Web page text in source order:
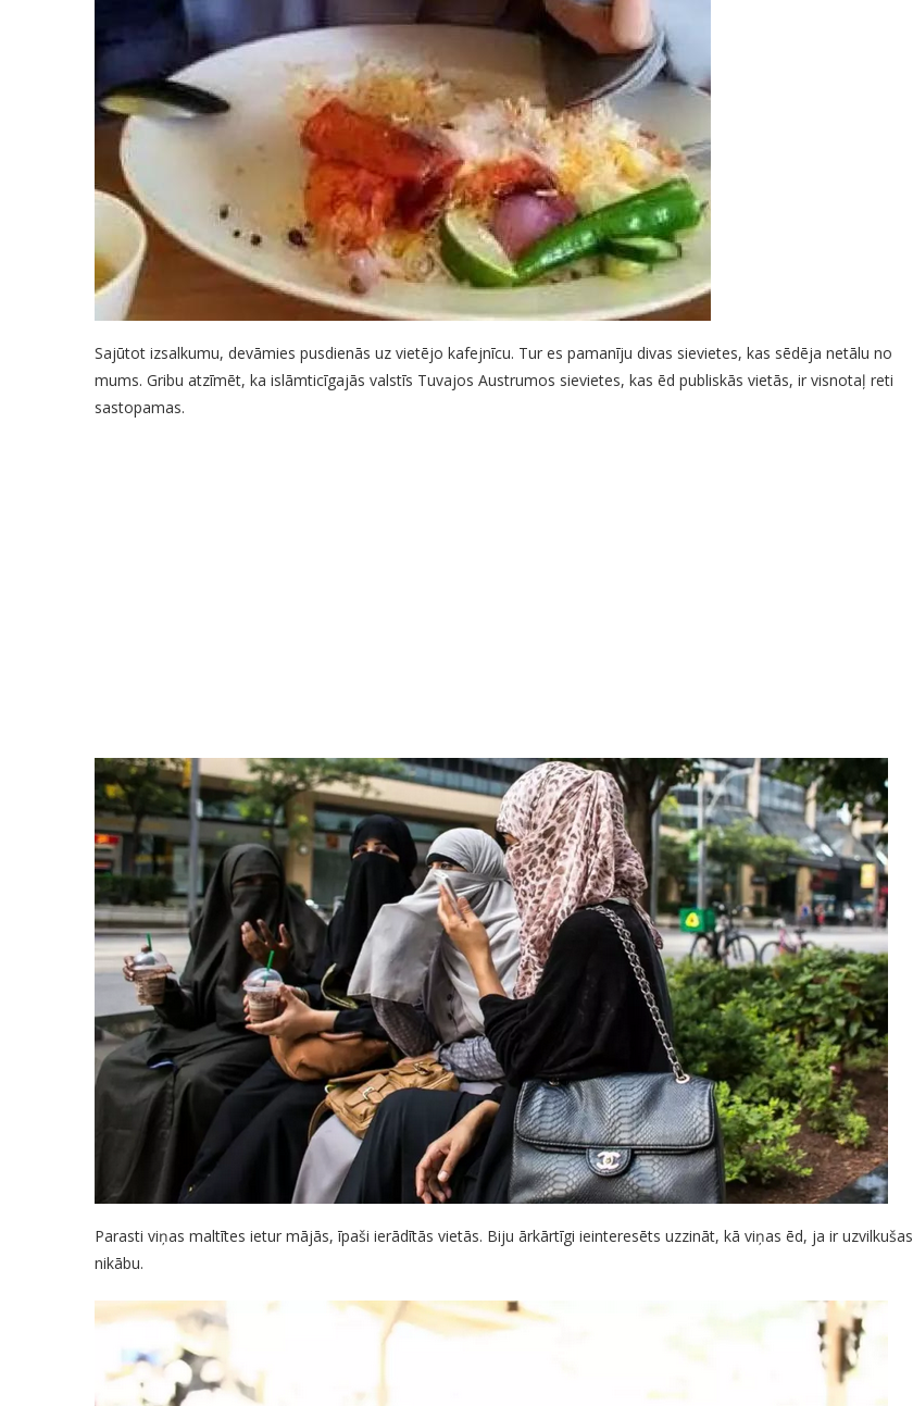
Sajūtot izsalkumu, devāmies pusdienās uz vietējo kafejnīcu. Tur es pamanīju divas sievietes, kas sēdēja netālu no
mums. Gribu atzīmēt, ka islāmticīgajās valstīs Tuvajos Austrumos sievietes, kas ēd publiskās vietās, ir visnotaļ reti
sastopamas.
Parasti viņas maltītes ietur mājās, īpaši ierādītās vietās. Biju ārkārtīgi ieinteresēts uzzināt, kā viņas ēd, ja ir uzvilkušas
nikābu.